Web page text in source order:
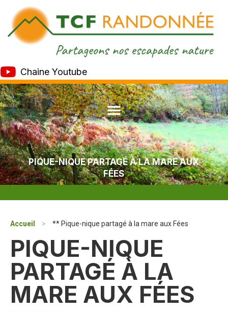
Chaine Youtube
PIQUE-NIQUE PARTAGÉ À LA MARE AUX
FÉES
Accueil > ** Pique-nique partagé à la mare aux Fées
PIQUE-NIQUE
PARTAGÉ À LA
MARE AUX FÉES